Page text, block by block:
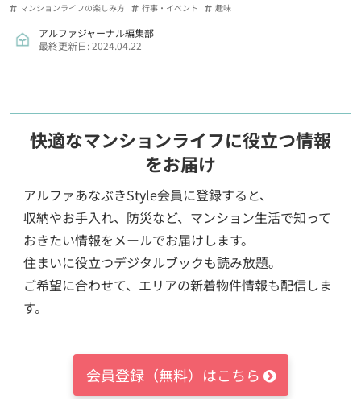
マンションライフの楽しみ方 行事・イベント 趣味
アルファジャーナル編集部
最終更新日: 2024.04.22
快適なマンションライフに役立つ情報
をお届け
アルファあなぶきStyle会員に登録すると、
収納やお手入れ、防災など、マンション生活で知って
おきたい情報をメールでお届けします。
住まいに役立つデジタルブックも読み放題。
ご希望に合わせて、エリアの新着物件情報も配信しま
す。
会員登録（無料）はこちら